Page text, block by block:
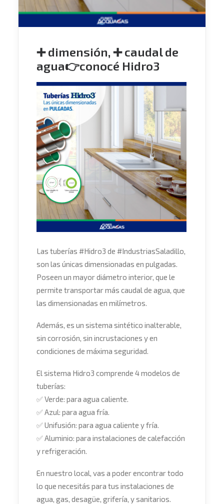
➕ dimensión, ➕ caudal de
agua👉conocé Hidro3
Las tuberías #Hidro3 de #IndustriasSaladillo,
son las únicas dimensionadas en pulgadas.
Poseen un mayor diámetro interior, que le
permite transportar más caudal de agua, que
las dimensionadas en milímetros.
Además, es un sistema sintético inalterable,
sin corrosión, sin incrustaciones y en
condiciones de máxima seguridad.
El sistema Hidro3 comprende 4 modelos de
tuberías:
✅Verde: para agua caliente.
✅Azul: para agua fría.
✅Unifusión: para agua caliente y fría.
✅Aluminio: para instalaciones de calefacción
y refrigeración.
En nuestro local, vas a poder encontrar todo
lo que necesitás para tus instalaciones de
agua, gas, desagüe, grifería, y sanitarios.